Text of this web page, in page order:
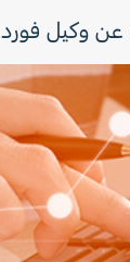
وكيل فورد